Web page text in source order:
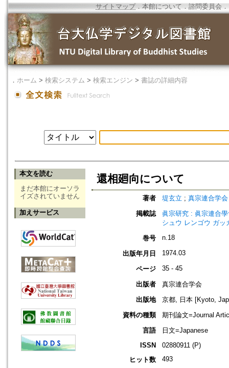
サイトマップ．本館について ． 諮問委員会 ．
． ホーム > 検索システム > 検索エンジン > 書誌の詳細内容
本文を読む
まだ本館にオーソラ
イズされていません
加えサービス
還相廻向について
著者 堤玄立 ; 真宗連合学会
掲載誌
眞宗研究 : 眞宗連合
シュウ レンゴウ ガッ
巻号
n.18
出版年月日 1974.03
ページ 35 - 45
出版者
真宗連合学会
出版地
京都, 日本 [Kyoto,
資料の種類
期刊論文=Journal
言語
日文=Japanese
ISSN
02880911 (P)
ヒット数
493